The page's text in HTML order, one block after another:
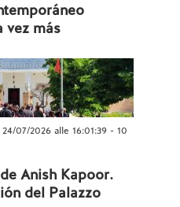
vez más
07/2026 alle 16:01:39 -10
Anish Kapoor.
del Palazzo